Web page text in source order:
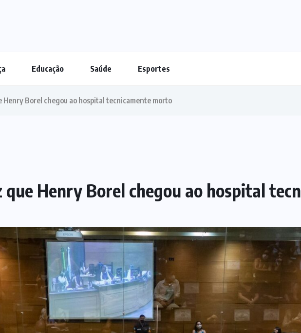
Educação Saúde Esportes
Henry Borel chegou ao hospital tecnicamente morto
que Henry Borel chegou ao hospital